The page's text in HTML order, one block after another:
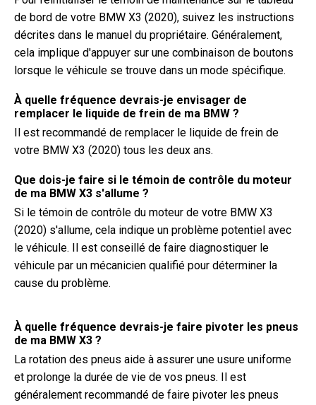
de bord de votre BMW X3 (2020), suivez les instructions
décrites dans le manuel du propriétaire. Généralement,
cela implique d'appuyer sur une combinaison de boutons
lorsque le véhicule se trouve dans un mode spécifique.
À quelle fréquence devrais-je envisager de
remplacer le liquide de frein de ma BMW ?
Il est recommandé de remplacer le liquide de frein de
votre BMW X3 (2020) tous les deux ans.
Que dois-je faire si le témoin de contrôle du moteur
de ma BMW X3 s'allume ?
Si le témoin de contrôle du moteur de votre BMW X3
(2020) s'allume, cela indique un problème potentiel avec
le véhicule. Il est conseillé de faire diagnostiquer le
véhicule par un mécanicien qualifié pour déterminer la
cause du problème.
À quelle fréquence devrais-je faire pivoter les pneus
de ma BMW X3 ?
La rotation des pneus aide à assurer une usure uniforme
et prolonge la durée de vie de vos pneus. Il est
généralement recommandé de faire pivoter les pneus